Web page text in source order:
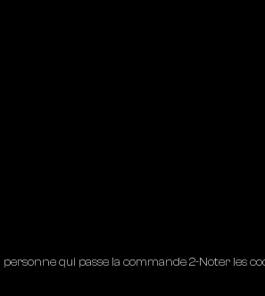
qui passe la commande 2-Noter les